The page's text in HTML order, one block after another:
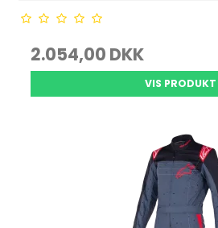
2.054,00 DKK
VIS PRODUKT